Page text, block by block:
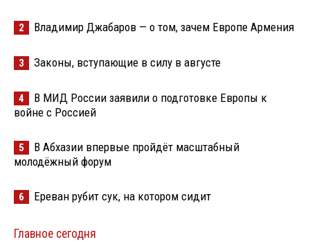
2 Владимир Джабаров — о том, зачем Европе Армения
3 Законы, вступающие в силу в августе
4
В МИД России заявили о подготовке Европы к
войне с Россией
5
В Абхазии впервые пройдёт масштабный
молодёжный форум
6 Ереван рубит сук, на котором сидит
Главное сегодня